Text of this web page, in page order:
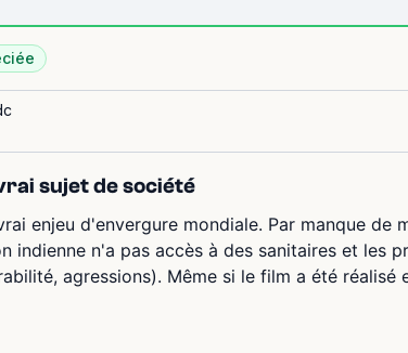
sujet de société
enjeu d'envergure mondiale. Par manque de
indienne n'a pas accès à des sanitaires et les
agressions). Même si le film a été réalisé